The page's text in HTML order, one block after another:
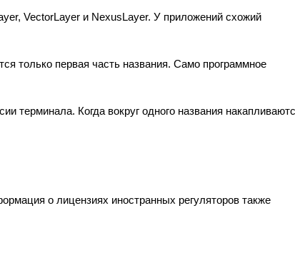
VectorLayer и NexusLayer. У приложений схожий
только первая часть названия. Само программное
терминала. Когда вокруг одного названия
о лицензиях иностранных регуляторов также